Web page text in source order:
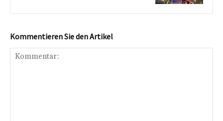
Kommentieren Sie den Artikel